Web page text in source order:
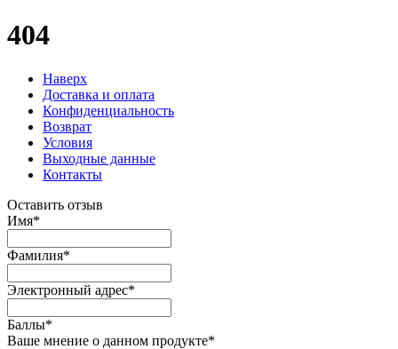
404
Наверх
Доставка и оплата
Конфиденциальность
Возврат
Условия
Выходные данные
Контакты
Оставить отзыв
Имя*
Фамилия*
Электронный адрес*
Баллы*
Ваше мнение о данном продукте*